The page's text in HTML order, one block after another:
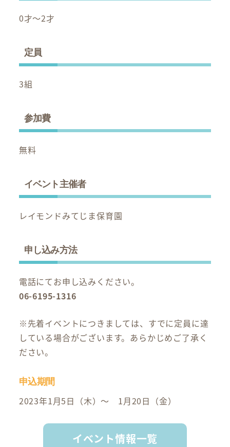
0才～2才
定員
3組
参加費
無料
イベント主催者
レイモンドみてじま保育園
申し込み方法
電話にてお申し込みください。
06-6195-1316
※先着イベントにつきましては、すでに定員に達
している場合がございます。あらかじめご了承く
ださい。
申込期間
2023年1月5日（木）～ 1月20日（金）
イベント情報一覧